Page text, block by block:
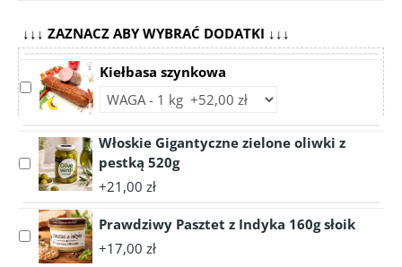
↓↓↓ ZAZNACZ ABY WYBRAĆ DODATKI ↓↓↓
Select
accessory
szynkowa
Kiełbasa szynkowa
Choose
variant
Kiełbasa
szynkowa
Select
accessory
Gigantyczne
zielone
oliwki
Włoskie Gigantyczne zielone oliwki z
pestką 520g
+21,00 zł
Select
accessory
Prawdziwy Pasztet z Indyka 160g słoik
+17,00 zł